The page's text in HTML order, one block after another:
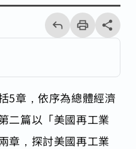
回
上
一
頁
列
印
share分享按鈕
5章，依序為總體經濟
二篇以「美國再工業
章，探討美國再工業